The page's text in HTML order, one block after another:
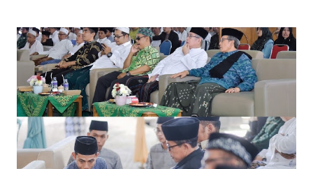
sekolah di Jogja, gudangnya orang pinter. Punya banyak
teman yang pinter-pinter. Bisa jalan-jalan. Ah asyiknya....
Empat tahun kemudian, saya berkesempatan melanjutkan
studi di Fak. Syariah IAIN Walisongo Semarang. Senang
sekali rasanya bisa menjadi mahasiswa dan bisa studi lanjut
di Jawa. Bagi warga kampung kami, itu sangat keren. Saat
itu, selesai mengikuti orientasi mahasiswa baru diwajibkan